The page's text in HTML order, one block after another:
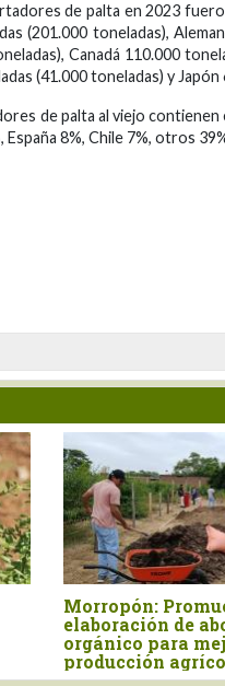
de palta en 2023
(201.000 toneladas),
Canadá 110.000
(41.000 toneladas) y
de palta al viejo
España 8%, Chile 7%, otros
de mango en Piura
en 10% al inicio